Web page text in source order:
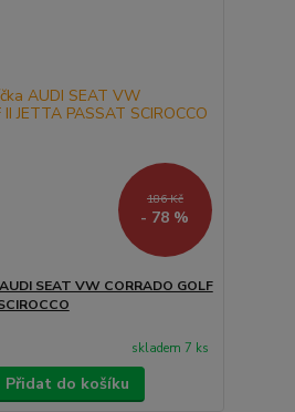
186 Kč
- 78 %
SEAT VW CORRADO GOLF
skladem 7 ks
Přidat do košíku